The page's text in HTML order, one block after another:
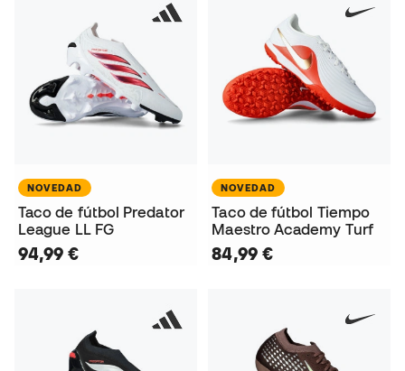
NOVEDAD
Taco de fútbol Predator
League LL FG
94,99 €
NOVEDAD
Taco de fútbol Tiempo
Maestro Academy Turf
84,99 €